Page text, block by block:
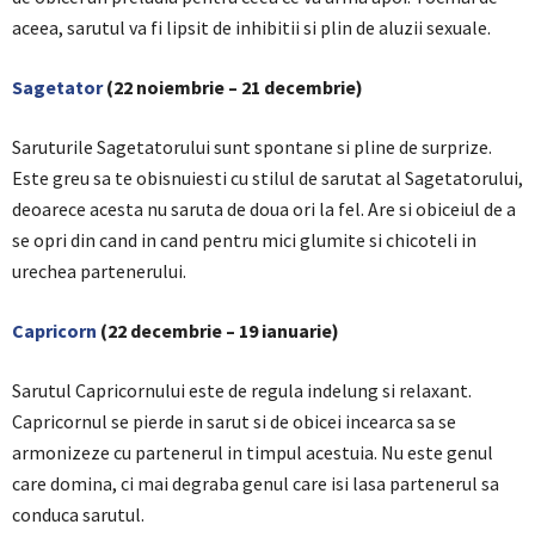
aceea, sarutul va fi lipsit de inhibitii si plin de aluzii sexuale.
Sagetator(22 noiembrie – 21 decembrie)
Saruturile Sagetatorului sunt spontane si pline de surprize.
Este greu sa te obisnuiesti cu stilul de sarutat al Sagetatorului,
deoarece acesta nu saruta de doua ori la fel. Are si obiceiul de a
se opri din cand in cand pentru mici glumite si chicoteli in
urechea partenerului.
Capricorn (22 decembrie – 19 ianuarie)
Sarutul Capricornului este de regula indelung si relaxant.
Capricornul se pierde in sarut si de obicei incearca sa se
armonizeze cu partenerul in timpul acestuia. Nu este genul
care domina, ci mai degraba genul care isi lasa partenerul sa
conduca sarutul.